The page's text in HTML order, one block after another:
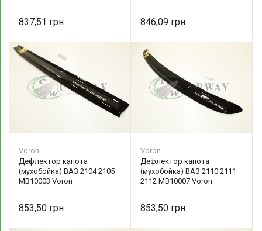
837,51 846,09
Voron
Дефлектор капота
(мухобойка) ВАЗ 2104 2105
МВ10003 Voron
853,50
Voron
Дефлектор капота
(мухобойка) ВАЗ 2110 2111
2112 МВ10007 Voron
853,50